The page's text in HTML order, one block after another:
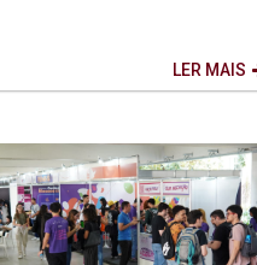
LER MAIS